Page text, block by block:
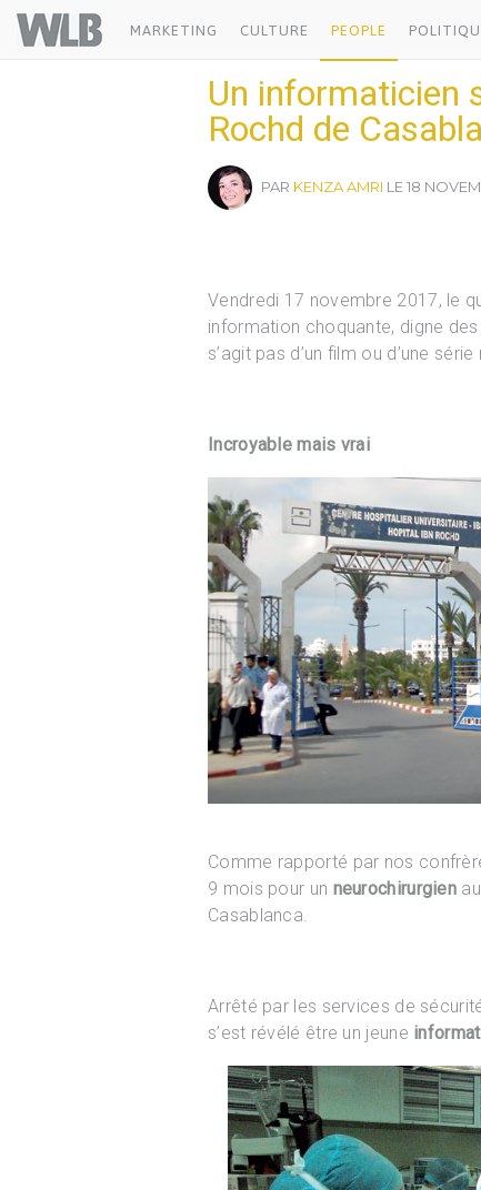
Welovebuzz
MARKETING CULTURE PEOPLE
Un informaticien
Rochd de
PAR KENZA AMRI LE 18
Vendredi 17 novembre 2017, le
information choquante, digne
s’agit pas d’un film ou d’une
Incroyable mais vrai
Comme rapporté par nos
9 mois pour un neurochirurgien
Casablanca.
Arrêté par les services de
s’est révélé être un jeune